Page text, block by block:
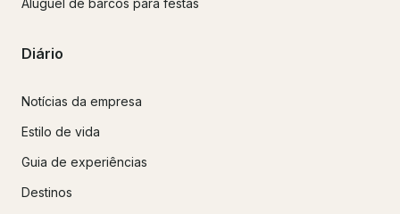
Diário
Notícias da empresa
Estilo de vida
Guia de experiências
Destinos